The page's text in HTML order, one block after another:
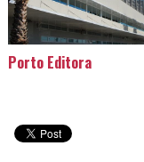
Porto Editora